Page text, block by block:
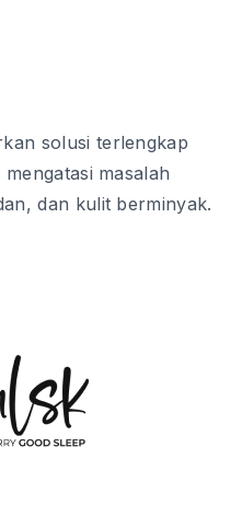
solusi terlengkap
masalah
dan kulit berminyak.